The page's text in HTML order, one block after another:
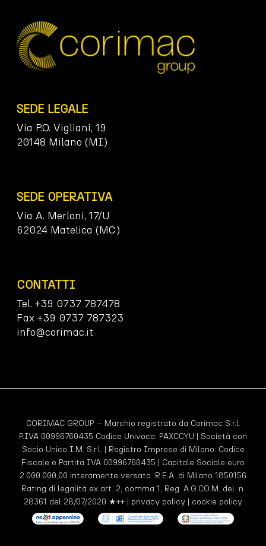
SEDE LEGALE
Via P.O. Vigliani, 19
20148 Milano (MI)
SEDE OPERATIVA
Via A. Merloni, 17/U
62024 Matelica (MC)
CONTATTI
Tel. +39 0737 787478
Fax +39 0737 787323
info@corimac.it
CORIMAC GROUP – Marchio registrato da Corimac S.r.l.
P.IVA 00996760435 Codice Univoco: PAXCCYU | Società con
Socio Unico I.M. S.r.l. | Registro Imprese di Milano: Codice
Fiscale e Partita IVA 00996760435 | Capitale Sociale euro
2.000.000,00 interamente versato. R.E.A. di Milano 1850156
Rating di legalità ex art. 2, comma 1, Reg. A.G.CO.M. del. n.
28361 del 28/07/2020 ★++ | privacy policy | cookie policy